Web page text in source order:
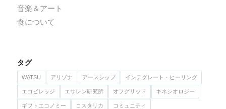
音楽＆アート
食について
タグ
WATSU アリゾナ アースシップ インテグレート・ヒーリング
エコビレッジ エサレン研究所 オフグリッド キネシオロジー
ギフトエコノミー コスタリカ コミュニティ